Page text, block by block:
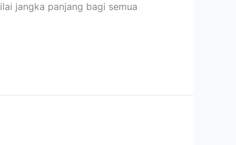
jangka panjang bagi semua